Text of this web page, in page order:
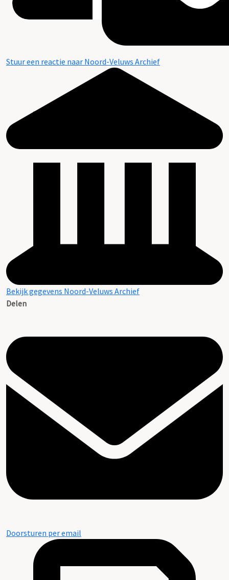
Stuur een reactie naar Noord-Veluws Archief
Bekijk gegevens Noord-Veluws Archief
Delen
Doorsturen per email